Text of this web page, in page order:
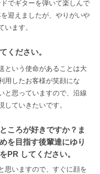
でギターを弾いて楽しんで
迎えましたが、やりがいや
ます。
ください。
という使命があることは大
用したお客様が笑顔にな
と思っていますので、沿線
ていきたいです。
ころが好きですか？ま
を目指す後輩達にゆり
PR してください。
思いますので、すぐに顔を